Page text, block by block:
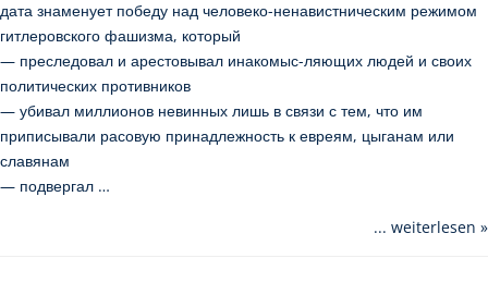
дата знаменует победу над человеко-ненавистническим режимом
гитлеровского фашизма, который
— преследовал и арестовывал инакомыс-ляющих людей и своих
политических противников
— убивал миллионов невинных лишь в связи с тем, что им
приписывали расовую принадлежность к евреям, цыганам или
славянам
— подвергал …
... weiterlesen »